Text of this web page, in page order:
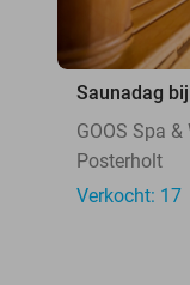
Saunadag
GOOS Spa
Posterholt
Verkocht: 17